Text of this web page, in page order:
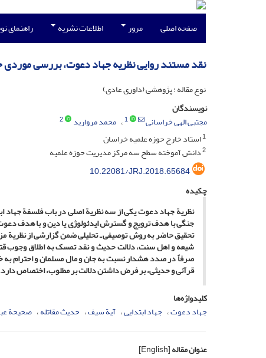
صفحه اصلی مرور اطلاعات نشریه راهنمای
نقد مستند روایی نظریه جهاد دعوت، بررسی موردی
نوع مقاله : پژوهشی (داوری عادی)
نویسندگان
مجتبی الهی خراسانی
1 محمد مروارید
2
1استاد خارج حوزه علمیه خراسان
2دانش آموخته سطح سه مرکز مدیریت حوزه علمیه
10.22081/JRJ.2018.65684
چکیده
نظریة جهاد دعوت یکی از سه نظریة اصلی در باب فلسفة جهاد
جنگی با هدف ترویج و گسترش ایدئولوژی یا دین و با هدف
تحقیق حاضر به روش توصیفی ـ تحلیلی ضمن گزارشی از نظریة
شیعه و اهل سنت، دلالت حدیث و نقد تمسک به اطلاق وجوب
صرفاً در صدد هشدار نسبت به جان و مال مسلمان و احترام به
قرآنی و حدیثی، بر فرض داشتن دلالت بر مطلوب، اختصاص
کلیدواژه‌ها
جهاد دعوت جهاد ابتدایی آیة سیف حدیث مقاتله صحیحة
عنوان مقاله[English]